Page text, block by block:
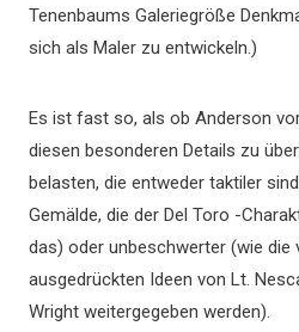
Tenenbaums Galeriegröße
sich als Maler zu entwickeln.)
Es ist fast so, als ob Anderson
diesen besonderen Details zu
belasten, die entweder taktiler
Gemälde, die der Del Toro -
das) oder unbeschwerter (wie die
ausgedrückten Ideen von Lt.
Wright weitergegeben werden).